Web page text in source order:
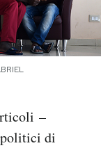
–
politici di